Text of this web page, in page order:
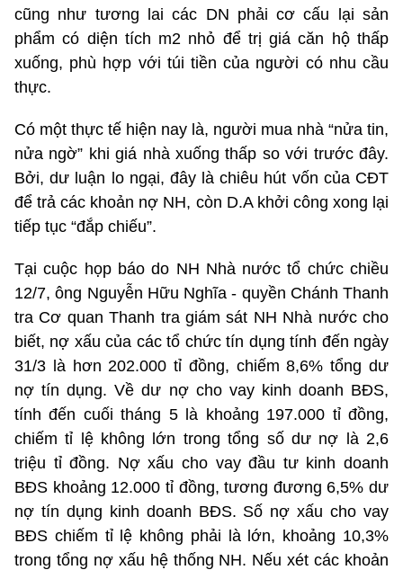
cũng như tương lai các DN phải cơ cấu lại sản
phẩm có diện tích m2 nhỏ để trị giá căn hộ thấp
xuống, phù hợp với túi tiền của người có nhu cầu
thực.
Có một thực tế hiện nay là, người mua nhà “nửa tin,
nửa ngờ” khi giá nhà xuống thấp so với trước đây.
Bởi, dư luận lo ngại, đây là chiêu hút vốn của CĐT
để trả các khoản nợ NH, còn D.A khởi công xong lại
tiếp tục “đắp chiếu”.
Tại cuộc họp báo do NH Nhà nước tổ chức chiều
12/7, ông Nguyễn Hữu Nghĩa - quyền Chánh Thanh
tra Cơ quan Thanh tra giám sát NH Nhà nước cho
biết, nợ xấu của các tổ chức tín dụng tính đến ngày
31/3 là hơn 202.000 tỉ đồng, chiếm 8,6% tổng dư
nợ tín dụng. Về dư nợ cho vay kinh doanh BĐS,
tính đến cuối tháng 5 là khoảng 197.000 tỉ đồng,
chiếm tỉ lệ không lớn trong tổng số dư nợ là 2,6
triệu tỉ đồng. Nợ xấu cho vay đầu tư kinh doanh
BĐS khoảng 12.000 tỉ đồng, tương đương 6,5% dư
nợ tín dụng kinh doanh BĐS. Số nợ xấu cho vay
BĐS chiếm tỉ lệ không phải là lớn, khoảng 10,3%
trong tổng nợ xấu hệ thống NH. Nếu xét các khoản